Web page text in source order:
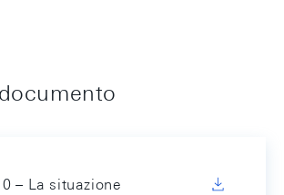
– La situazione